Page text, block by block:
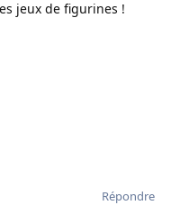
jeux de figurines !
Répondre